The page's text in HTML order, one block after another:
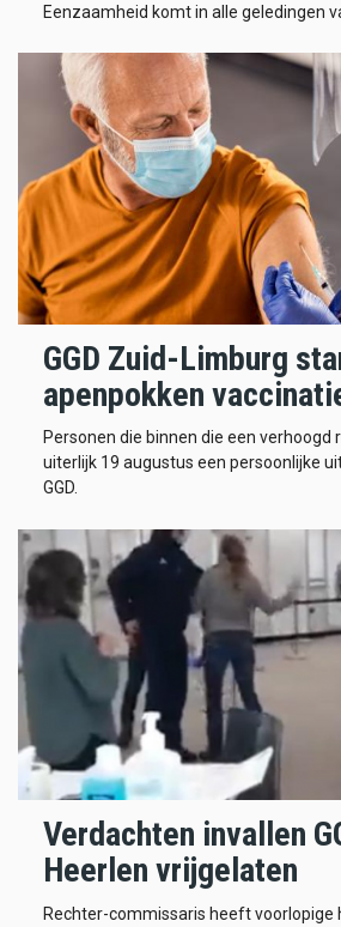
Eenzaamheid komt in alle geledingen
GGD Zuid-Limburg
apenpokken
Personen die binnen die een verhoogd
uiterlijk 19 augustus een persoonlijke
GGD.
Verdachten invallen
Heerlen vrijgelaten
Rechter-commissaris heeft voorlopige